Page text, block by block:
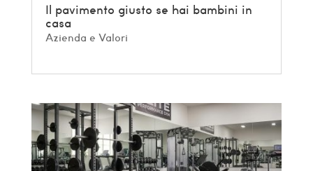
Il pavimento giusto se hai bambini in
casa
Azienda e Valori